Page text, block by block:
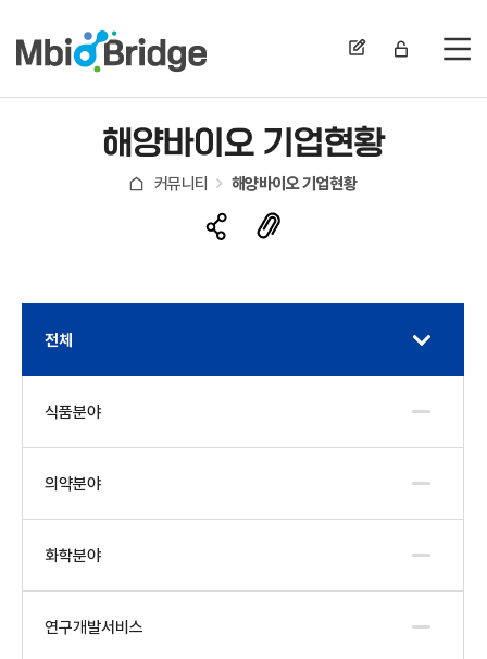
전
해양바이오 기업현황
커뮤니티 해양바이오 기업현황
전체
식품분야
의약분야
화학분야
연구개발서비스